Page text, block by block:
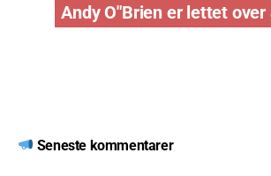
Andy O"Brien er lettet
Seneste kommentarer